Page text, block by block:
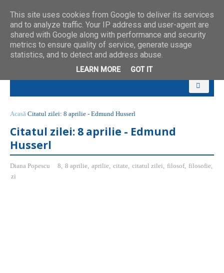
Acasă Citatul zilei: 8 aprilie - Edmund Husserl
Citatul zilei: 8 aprilie - Edmund
Husserl
Diana Popescu 8, 8 aprilie, aprilie, citate, citatul zilei, filosof, filosofie,
zi
This site uses cookies from Google to deliver its services
and to analyze traffic. Your IP address and user-agent are
shared with Google along with performance and security
metrics to ensure quality of service, generate usage
statistics, and to detect and address abuse.
LEARN MORE GOT IT